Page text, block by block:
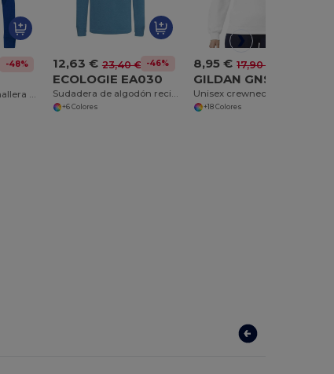
-48%
Sudadera con cremallera orgánica
12,63 € 23,40 € -46%
ECOLOGIE EA030
Sudadera de algodón reciclado EA030
+6 Colores
8,95 € 17,90 €
GILDAN GNSF00
Unisex crewneck sweatshirt
+18 Colores